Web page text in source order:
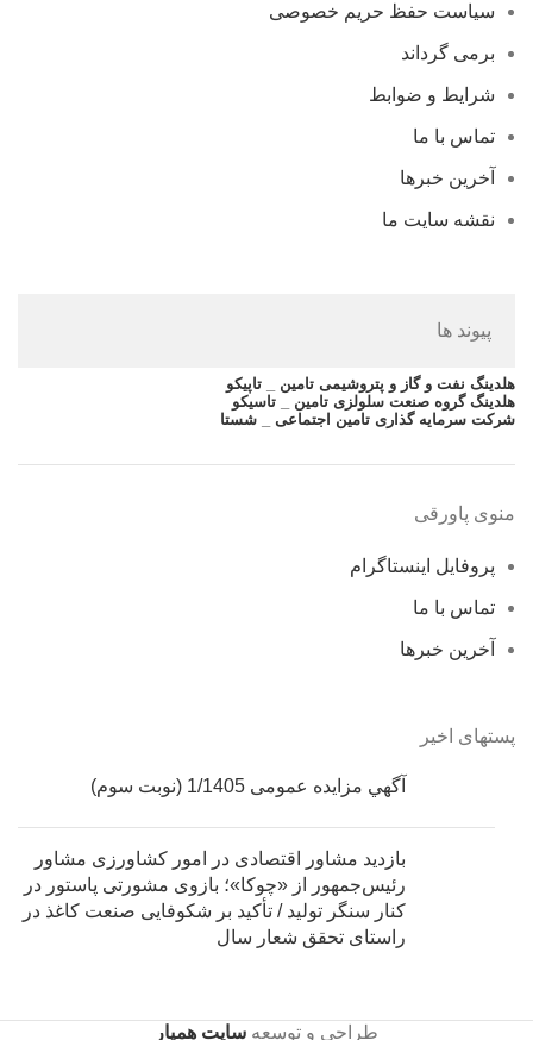
سیاست حفظ حریم خصوصی
برمی گرداند
شرایط و ضوابط
تماس با ما
آخرین خبرها
نقشه سایت ما
پیوند ها
هلدینگ نفت و گاز و پتروشیمی تامین _ تاپیکو
هلدینگ گروه صنعت سلولزی تامین _ تاسیکو
شرکت سرمایه گذاری تامین اجتماعی _ شستا
منوی پاورقی
پروفایل اینستاگرام
تماس با ما
آخرین خبرها
پستهای اخیر
آگهي مزایده عمومی 1/1405 (نوبت سوم)
بازدید مشاور اقتصادی در امور کشاورزی مشاور
رئیس‌جمهور از «چوکا»؛ بازوی مشورتی پاستور در
کنار سنگر تولید / تأکید بر شکوفایی صنعت کاغذ در
راستای تحقق شعار سال
طراحی و توسعه سایت همیار